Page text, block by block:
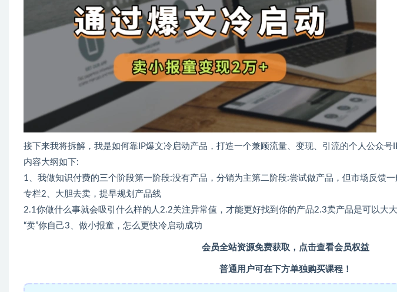
接下来我将拆解，我是如何靠IP爆文冷启动产品，打造一个兼顾流量、变现、引流的个人公众号
内容大纲如下:
1、我做知识付费的三个阶段第一阶段:没有产品，分销为主第二阶段:尝试做产品，但市场反馈
专栏2、大胆去卖，提早规划产品线
2.1你做什么事就会吸引什么样的人2.2关注异常值，才能更好找到你的产品2.3卖产品是可以大
“卖”你自己3、做小报童，怎么更快冷启动成功
会员全站资源免费获取，点击查看会员权益
普通用户可在下方单独购买课程！